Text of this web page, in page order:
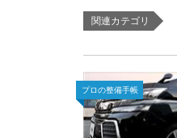
関連カテゴリ
プロの整備手帳